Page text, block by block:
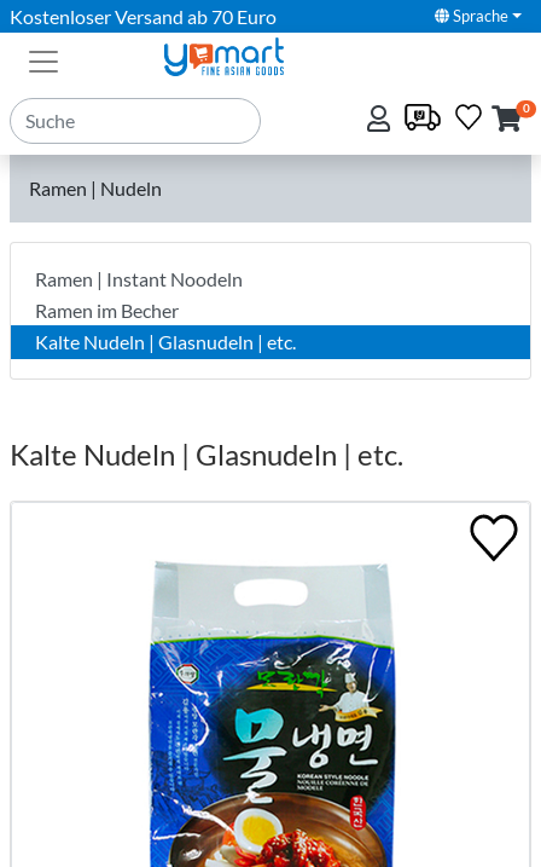
Kostenloser Versand ab 70 Euro Sprache
0
Ramen | Nudeln
Ramen | Instant Noodeln
Ramen im Becher
Kalte Nudeln | Glasnudeln | etc.
Kalte Nudeln | Glasnudeln | etc.